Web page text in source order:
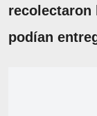
recolectaron
podían